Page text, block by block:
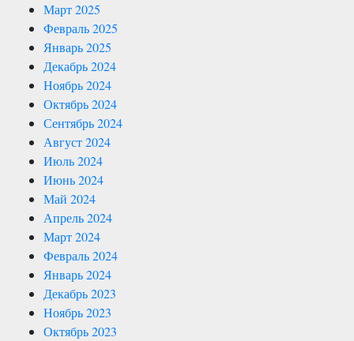
Март 2025
Февраль 2025
Январь 2025
Декабрь 2024
Ноябрь 2024
Октябрь 2024
Сентябрь 2024
Август 2024
Июль 2024
Июнь 2024
Май 2024
Апрель 2024
Март 2024
Февраль 2024
Январь 2024
Декабрь 2023
Ноябрь 2023
Октябрь 2023